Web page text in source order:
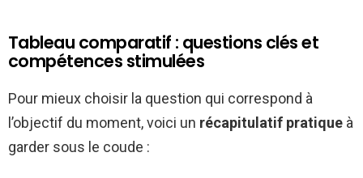
Tableau comparatif : questions clés et
compétences stimulées
Pour mieux choisir la question qui correspond à
l’objectif du moment, voici un récapitulatif pratique à
garder sous le coude :